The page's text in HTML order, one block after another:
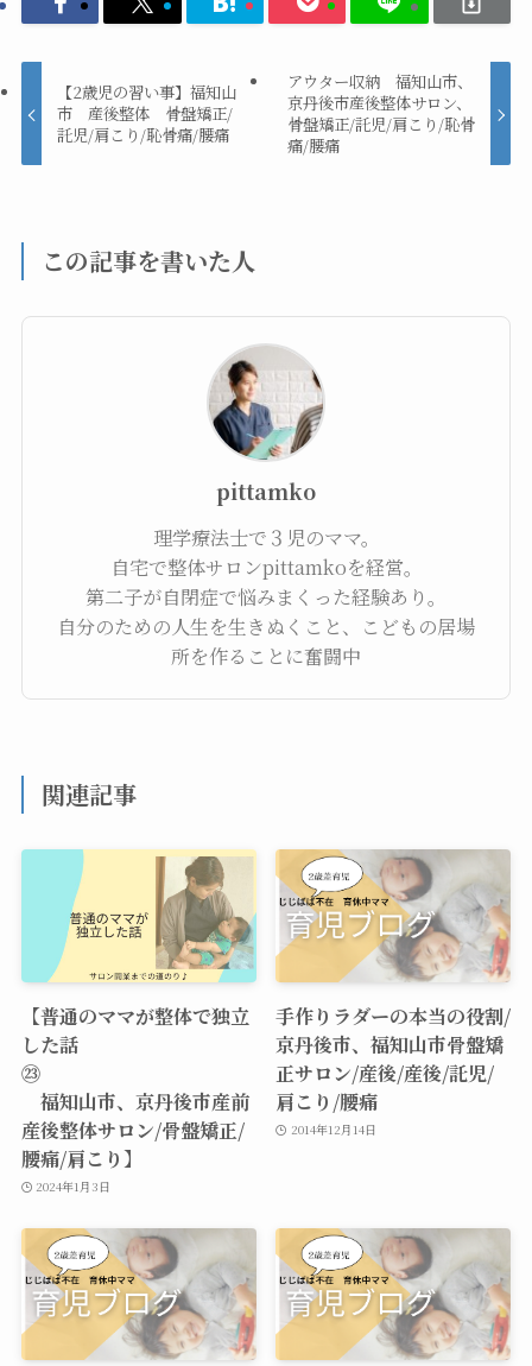
【2歳児の習い事】福知山
市 産後整体 骨盤矯正/
託児/肩こり/恥骨痛/腰痛
アウター収納 福知山市、
京丹後市産後整体サロン、
骨盤矯正/託児/肩こり/恥骨
痛/腰痛
この記事を書いた人
pittamko
理学療法士で３児のママ。
自宅で整体サロンpittamkoを経営。
第二子が自閉症で悩みまくった経験あり。
自分のための人生を生きぬくこと、こどもの居場
所を作ることに奮闘中
関連記事
【普通のママが整体で独立
した話
㉓
福知山市、京丹後市産前
産後整体サロン/骨盤矯正/
腰痛/肩こり】
2024年1月3日
手作りラダーの本当の役割/
京丹後市、福知山市骨盤矯
正サロン/産後/産後/託児/
肩こり/腰痛
2014年12月14日